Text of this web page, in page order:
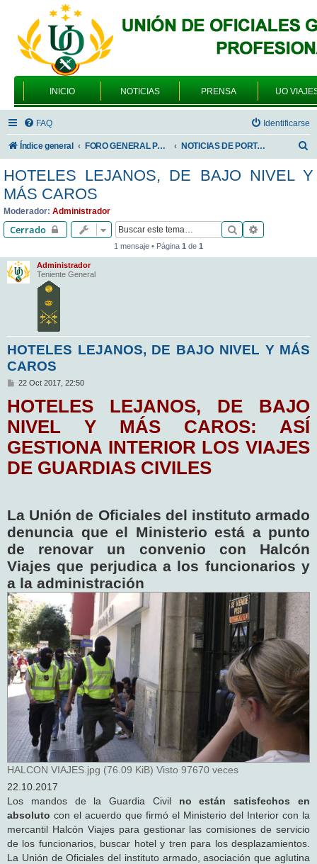
INICIO NOTICIAS PRENSA UO
FAQ Identificarse
Índice general FORO GENERAL PARA TODOS LOS USUARIOS NOTICIAS DE PORTADA
HOTELES LEJANOS, DE BAJO NIVEL Y
MÁS CAROS
Moderador: Administrador
Cerrado Buscar
1 mensaje • Página 1 de 1
Administrador
Teniente General
HOTELES LEJANOS, DE BAJO NIVEL Y MÁS
CAROS
M
n
s
a
j
22 Oct 2017, 22:50
HOTELES LEJANOS, DE BAJO
NIVEL Y MÁS CAROS: ASÍ
GESTIONA INTERIOR LOS VIAJES
DE GUARDIAS CIVILES
La Unión de Oficiales del instituto armado
denuncia que el Ministerio está a punto
de renovar un convenio con Halcón
Viajes que perjudica a los funcionarios y
a la administración
HALCON VIAJES.jpg (76.09 KiB) Visto 97670 veces
22.10.2017
Los mandos de la Guardia Civil no están satisfechos en
absoluto con el acuerdo que firmó el Ministerio del Interior con la
mercantil Halcón Viajes para gestionar las comisiones de servicio
de los funcionarios, buscar hotel y tren para los desplazamientos.
La Unión de Oficiales del instituto armado, asociación que aglutina